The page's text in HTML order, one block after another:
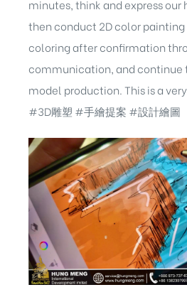
minutes, think and express our
then conduct 2D color
coloring after confirmation
communication, and continue
model production. This is a
#3D雕塑 #手繪提案 #設計繪圖